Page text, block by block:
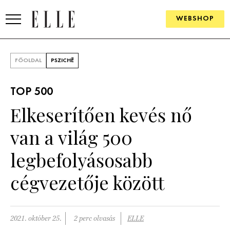
WEBSHOP
SZÉPSÉG
PSZICHÉ
PÁRKAPCSOLAT
FŐOLDAL PSZICHÉ
TOP 500
Elkeserítően kevés nő
van a világ 500
legbefolyásosabb
cégvezetője között
2021. október 25. 2 perc olvasás ELLE